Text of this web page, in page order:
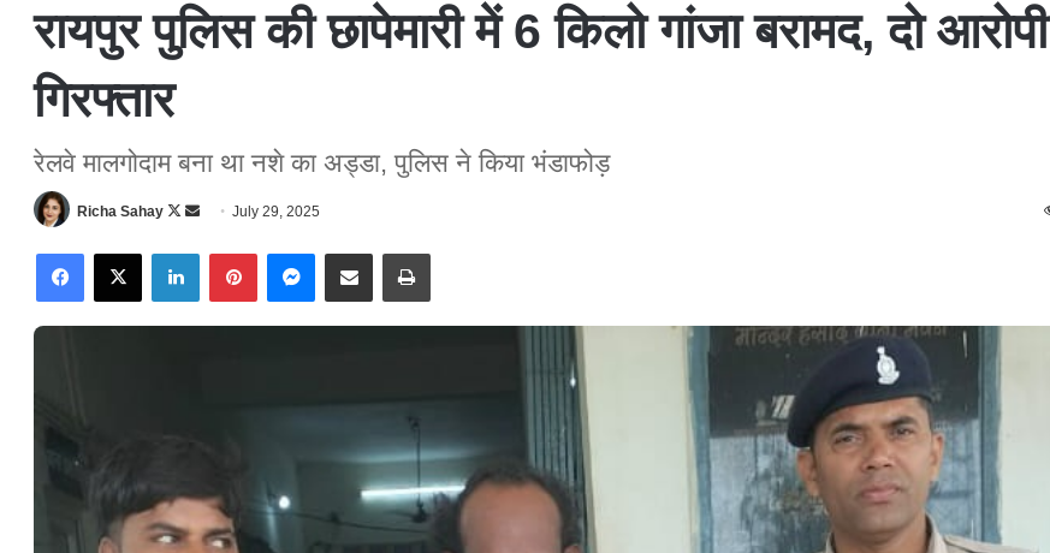
रायपुर पुलिस की छापेमारी में 6 किलो गांजा बरामद, दो आरोपी
गिरफ्तार
रेलवे मालगोदाम बना था नशे का अड्डा, पुलिस ने किया भंडाफोड़
Richa Sahay
F
l
o a
l
July 29, 2025
X